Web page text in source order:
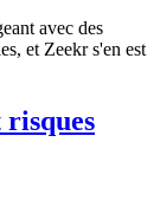
avec des
et Zeekr s'en est